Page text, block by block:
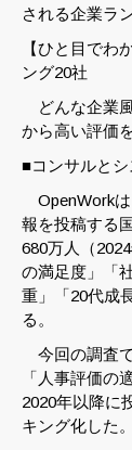
される企業ラ
【ひと目でわ
ング20社
どんな企業
から高い評価
■コンサルと
OpenWorkは
報を投稿する
680万人（
の満足度」「
重」「20代成
る。
今回の調査
「人事評価の
2020年以降に
キング化した。